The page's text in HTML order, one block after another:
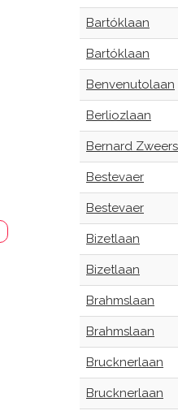
Bartóklaan
Bartóklaan
Benvenutolaan
Berliozlaan
Bernard
Bestevaer
Bestevaer
Bizetlaan
Bizetlaan
Brahmslaan
Brahmslaan
Brucknerlaan
Brucknerlaan